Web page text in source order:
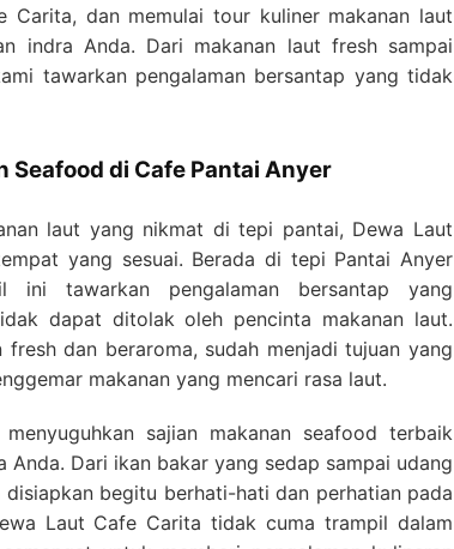
Carita, dan memulai tour kuliner makanan laut
indra Anda. Dari makanan laut fresh sampai
tawarkan pengalaman bersantap yang tidak
Seafood di Cafe Pantai Anyer
laut yang nikmat di tepi pantai, Dewa Laut
yang sesuai. Berada di tepi Pantai Anyer
tawarkan pengalaman bersantap yang
dapat ditolak oleh pencinta makanan laut.
fresh dan beraroma, sudah menjadi tujuan yang
makanan yang mencari rasa laut.
sajian makanan seafood terbaik
Anda. Dari ikan bakar yang sedap sampai udang
begitu berhati-hati dan perhatian pada
Laut Cafe Carita tidak cuma trampil dalam